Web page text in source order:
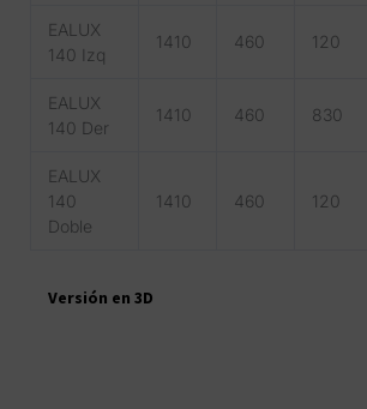
EALUX
140 Izq
1410 460 120
EALUX
140 Der
1410 460 830
EALUX
140
Doble
1410 460 120